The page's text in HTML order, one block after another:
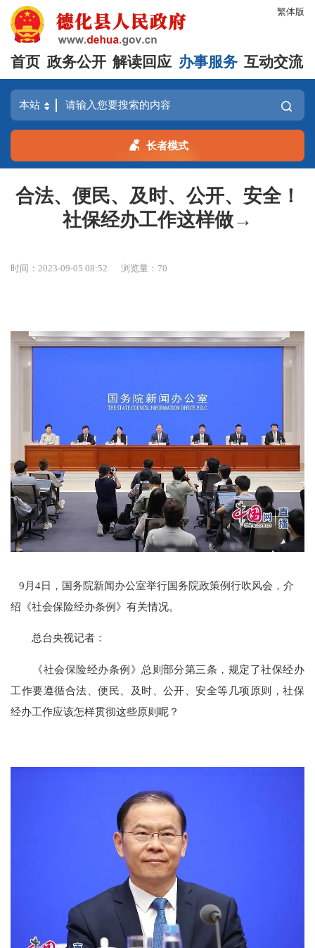
繁体版
首页 政务公开 解读回应 办事服务 互动交流
长者模式
合法、便民、及时、公开、安全！
社保经办工作这样做→
时间：2023-09-05 08:52 浏览量： 70
9月4日，国务院新闻办公室举行国务院政策例行吹风会，介
绍《社会保险经办条例》有关情况。
总台央视记者：
《社会保险经办条例》总则部分第三条，规定了社保经办
工作要遵循合法、便民、及时、公开、安全等几项原则，社保
经办工作应该怎样贯彻这些原则呢？